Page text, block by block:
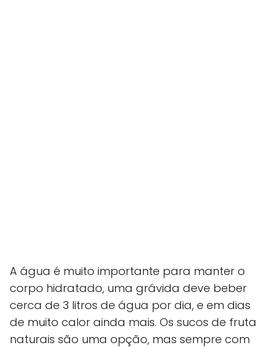
A água é muito importante para manter o
corpo hidratado, uma grávida deve beber
cerca de 3 litros de água por dia, e em dias
de muito calor ainda mais. Os sucos de fruta
naturais são uma opção, mas sempre com